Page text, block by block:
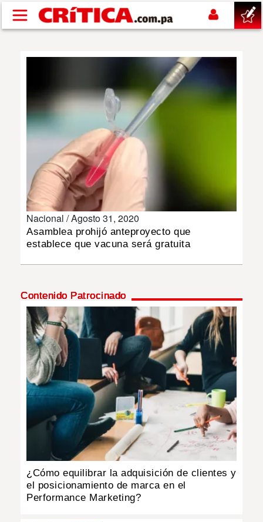
Pasar al contenido principal
NACIONAL
SHOW
DEPORTES
MULTIMEDIA
IMPRESO
Nacional /Agosto 31, 2020
Asamblea prohijó anteproyecto que
establece que vacuna será gratuita
Contenido Patrocinado
¿Cómo equilibrar la adquisición de clientes y
el posicionamiento de marca en el
Performance Marketing?